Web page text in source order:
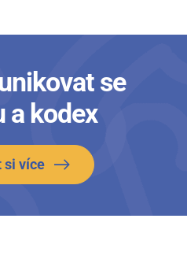
se
a kodex
si více